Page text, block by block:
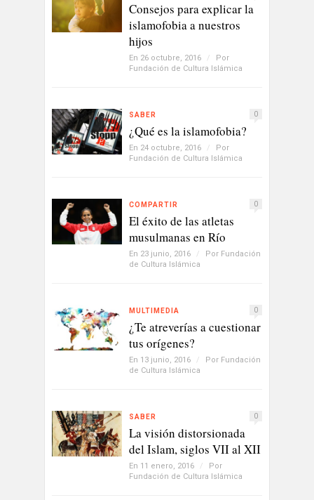
Consejos para explicar la
islamofobia a nuestros
hijos
En 26 octubre, 2016 /
Por
Fundación de Cultura Islámica
SABER 0
¿Qué es la islamofobia?
En 24 octubre, 2016 /
Por
Fundación de Cultura Islámica
COMPARTIR 0
El éxito de las atletas
musulmanas en Río
En 23 junio, 2016 / Por Fundación
de Cultura Islámica
MULTIMEDIA 0
¿Te atreverías a cuestionar
tus orígenes?
En 13 junio, 2016 / Por Fundación
de Cultura Islámica
SABER 0
La visión distorsionada
del Islam, siglos VII al XII
En 11 enero, 2016 /
Por
Fundación de Cultura Islámica